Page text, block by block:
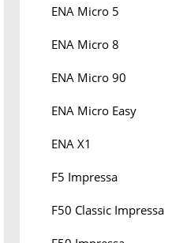
ENA Micro 5
ENA Micro 8
ENA Micro 90
ENA Micro Easy
ENA X1
F5 Impressa
F50 Classic Impressa